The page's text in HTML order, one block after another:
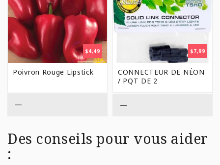
$4,49
Poivron Rouge Lipstick
—
$7,99
CONNECTEUR DE NÉON
/ PQT DE 2
—
Des conseils pour vous aider
: